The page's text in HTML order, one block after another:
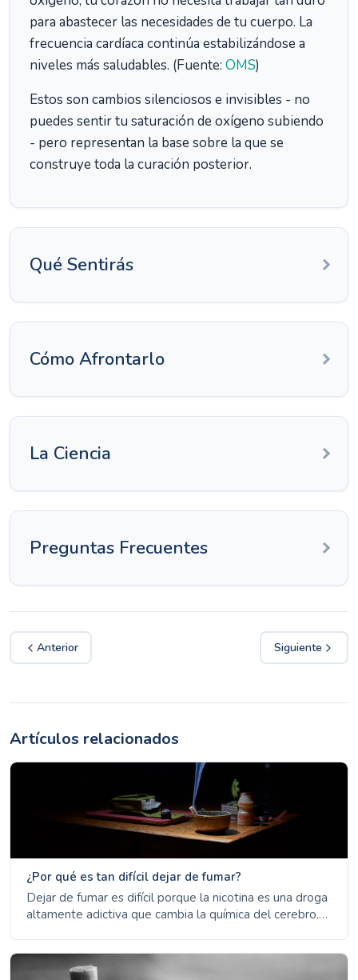
para abastecer las necesidades de tu cuerpo. La
frecuencia cardíaca continúa estabilizándose a
niveles más saludables. (Fuente: OMS)
Estos son cambios silenciosos e invisibles - no
puedes sentir tu saturación de oxígeno subiendo
- pero representan la base sobre la que se
construye toda la curación posterior.
Qué Sentirás
Cómo Afrontarlo
La Ciencia
Preguntas Frecuentes
Anterior Siguiente
Artículos relacionados
¿Por qué es tan difícil dejar de fumar?
Dejar de fumar es difícil porque la nicotina es una droga
altamente adictiva que cambia la química del cerebro.
intentos.